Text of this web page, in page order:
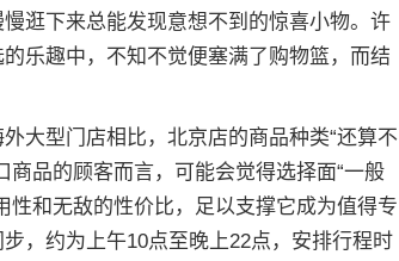
逛下来总能发现意想不到的惊喜小物。许
乐趣中，不知不觉便塞满了购物篮，而结
大型门店相比，北京店的商品种类“还算不
商品的顾客而言，可能会觉得选择面“一般
性和无敌的性价比，足以支撑它成为值得专
，约为上午10点至晚上22点，安排行程时